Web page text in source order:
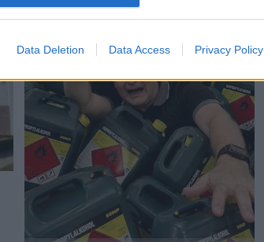
Data Deletion Data Access Privacy Policy